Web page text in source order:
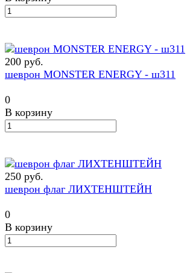
200 руб.
шеврон MONSTER ENERGY - ш311
0
В корзину
250 руб.
шеврон флаг ЛИХТЕНШТЕЙН
0
В корзину